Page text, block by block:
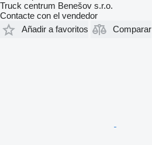
Truck centrum Benešov s.r.o.
Contacte con el vendedor
Añadir a favoritos
Comparar